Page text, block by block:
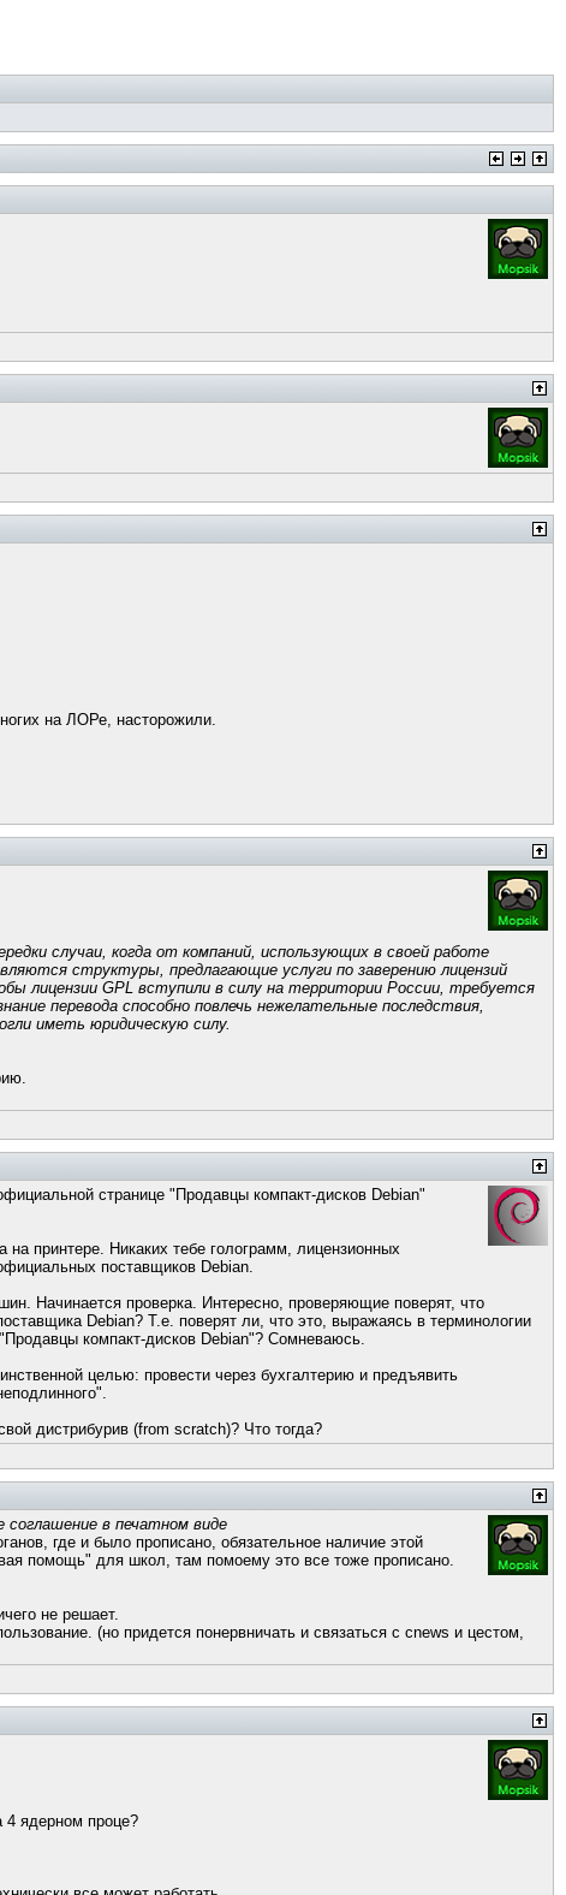
на ЛОРе, насторожили.
случаи, когда от компаний, использующих в своей работе
структуры, предлагающие услуги по заверению лицензий
лицензии GPL вступили в силу на территории России, требуется
перевода способно повлечь нежелательные последствия,
иметь юридическую силу.
странице "Продавцы компакт-дисков Debian"
принтере. Никаких тебе голограмм, лицензионных
поставщиков Debian.
Начинается проверка. Интересно, проверяющие поверят, что
Debian? Т.е. поверят ли, что это, выражаясь в терминологии
компакт-дисков Debian"? Сомневаюсь.
целью: провести через бухгалтерию и предъявить
дистрибурив (from scratch)? Что тогда?
соглашение в печатном виде
где и было прописано, обязательное наличие этой
помощь" для школ, там помоему это все тоже прописано.
не решает.
(но придется понервничать и связаться с cnews и цестом,
4 ядерном проце?